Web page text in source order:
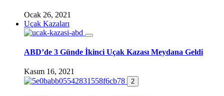
Ocak 26, 2021
Uçak Kazaları
ABD’de 3 Günde İkinci Uçak Kazası Meydana Geldi
Kasım 16, 2021
2